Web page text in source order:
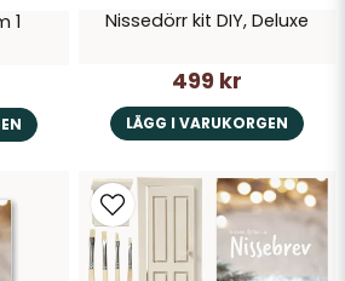
Skicka fråga
1 Nissedörr kit DIY, Deluxe
499 kr
LÄGG I VARUKORGEN